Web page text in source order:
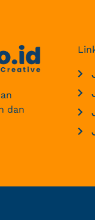
dan